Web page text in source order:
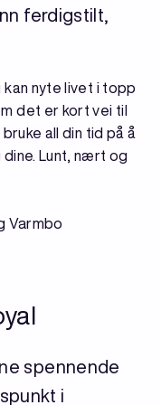
ferdigstilt,
nyte livet i topp
det er kort vei til
all din tid på å
Lunt, nært og
Varmbo
spennende
i